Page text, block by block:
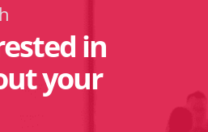
in
your